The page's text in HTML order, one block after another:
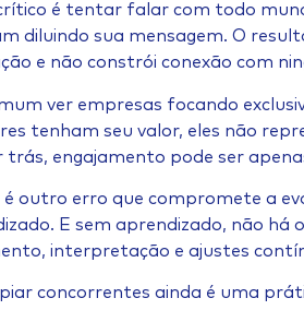
é tentar falar com todo
diluindo sua mensagem. O
e não constrói conexão com
ver empresas focando
tenham seu valor, eles não
engajamento pode ser
é outro erro que compromete a
E sem aprendizado, não há
interpretação e ajustes
concorrentes ainda é uma